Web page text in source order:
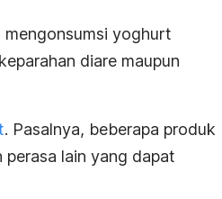
mengonsumsi yoghurt
diare maupun
. Pasalnya, beberapa produk
lain yang dapat